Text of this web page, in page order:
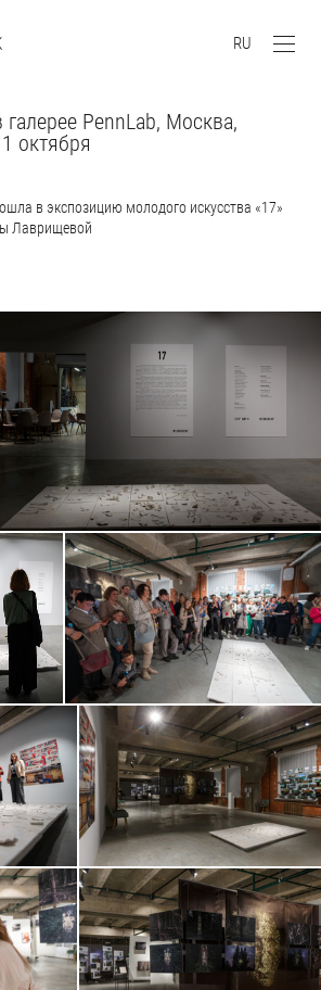
RU
PennLab, Москва,
октября
в экспозицию молодого искусства «17»
Лаврищевой